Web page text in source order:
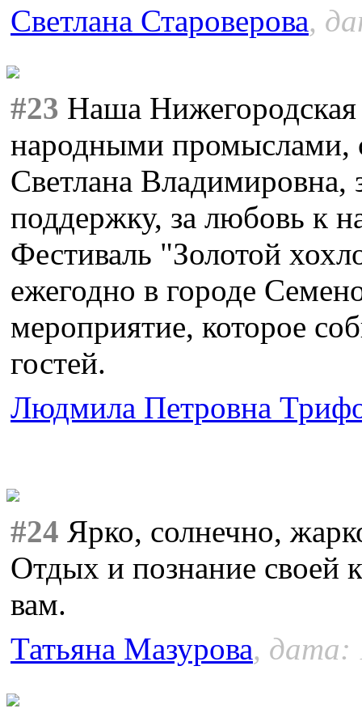
Светлана Староверова,
#23 Наша Нижегородская
народными промыслами,
Светлана
поддержку, за любовь к
Фестиваль "Золотой
ежегодно в городе
мероприятие, которое
гостей.
Людмила Петровна
#24 Ярко, солнечно,
Отдых и познание своей
вам.
Татьяна Мазурова, дата: